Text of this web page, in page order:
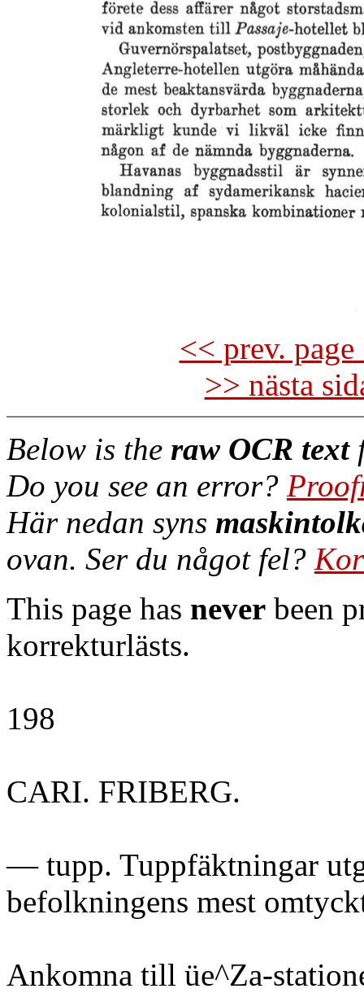
<< prev.
>> nästa
Below is the raw OCR text
Do you see an error?
Här nedan syns
ovan. Ser du något fel?
This page has never been
korrekturlästs.
198
CARI. FRIBERG.
— tupp. Tuppfäktningar
befolkningens mest
Ankomna till üe^Za-